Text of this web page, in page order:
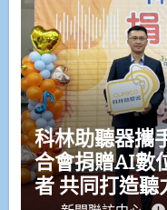
科林助聽器攜
合會捐贈AI數
者 共同打造聽